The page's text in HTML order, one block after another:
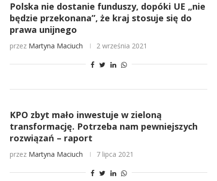
Polska nie dostanie funduszy, dopóki UE „nie
będzie przekonana”, że kraj stosuje się do
prawa unijnego
przez Martyna Maciuch 2 września 2021
KPO zbyt mało inwestuje w zieloną
transformację. Potrzeba nam pewniejszych
rozwiązań – raport
przez Martyna Maciuch 7 lipca 2021